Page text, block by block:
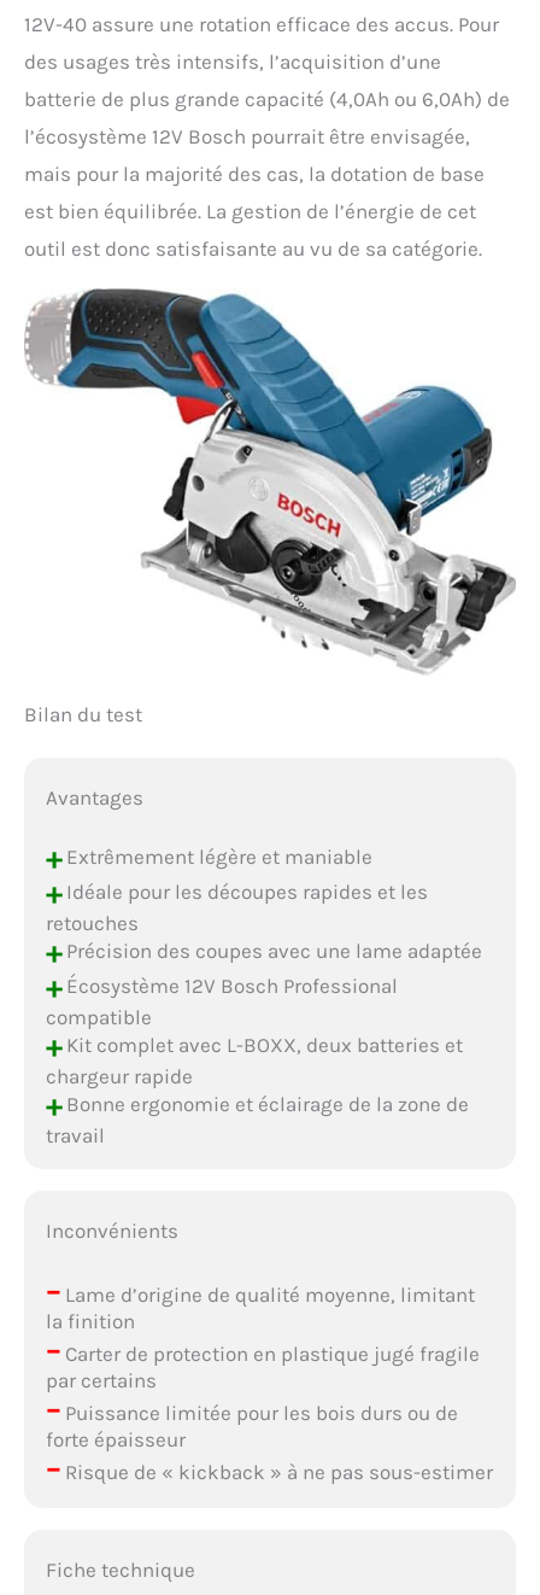
12V-40 assure une rotation efficace des accus. Pour
des usages très intensifs, l’acquisition d’une
batterie de plus grande capacité (4,0Ah ou 6,0Ah) de
l’écosystème 12V Bosch pourrait être envisagée,
mais pour la majorité des cas, la dotation de base
est bien équilibrée. La gestion de l’énergie de cet
outil est donc satisfaisante au vu de sa catégorie.
Bilan du test
Avantages
+Extrêmement légère et maniable
+Idéale pour les découpes rapides et les
retouches
+Précision des coupes avec une lame adaptée
+Écosystème 12V Bosch Professional
compatible
+Kit complet avec L-BOXX, deux batteries et
chargeur rapide
+Bonne ergonomie et éclairage de la zone de
travail
Inconvénients
–Lame d’origine de qualité moyenne, limitant
la finition
–Carter de protection en plastique jugé fragile
par certains
–Puissance limitée pour les bois durs ou de
forte épaisseur
–Risque de « kickback » à ne pas sous-estimer
Fiche technique